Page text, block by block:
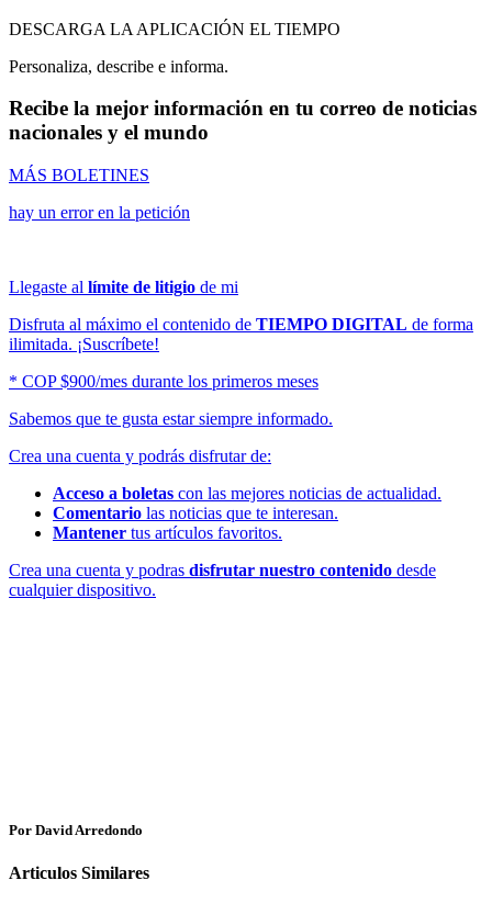
DESCARGA LA APLICACIÓN EL TIEMPO
Personaliza, describe e informa.
Recibe la mejor información en tu correo de noticias
nacionales y el mundo
MÁS BOLETINES
hay un error en la petición
Llegaste al límite de litigio de mi
Disfruta al máximo el contenido de TIEMPO DIGITAL de forma
ilimitada. ¡Suscríbete!
* COP $900/mes durante los primeros meses
Sabemos que te gusta estar siempre informado.
Crea una cuenta y podrás disfrutar de:
Acceso a boletas con las mejores noticias de actualidad.
Comentario las noticias que te interesan.
Mantener tus artículos favoritos.
Crea una cuenta y podras disfrutar nuestro contenido desde
cualquier dispositivo.
Por David Arredondo
Articulos Similares